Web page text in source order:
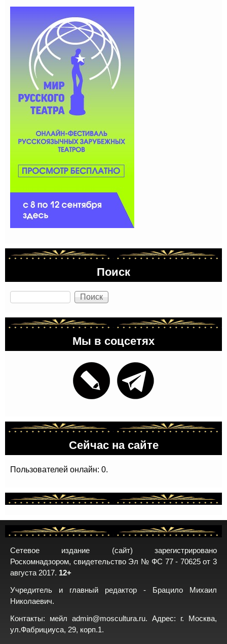
Поиск
Поиск
Мы в соцсетях
Сейчас на сайте
Пользователей онлайн: 0.
Сетевое издание (сайт) зарегистрировано
Роскомнадзором, свидетельство Эл № ФС 77 - 70625 от 3
августа 2017. 12+
Учредитель и главный редактор - Брацило Михаил
Николаевич.
Контакты: мейл admin@moscultura.ru. Адрес: г. Москва,
ул.Фабрициуса, 29, корп.1.